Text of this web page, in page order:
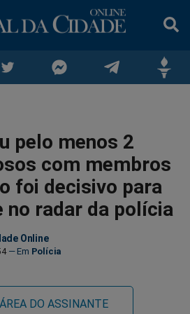
no
Messenger
no
TelegramGettr
pelo menos 2
com membros
foi decisivo para
no radar da polícia
Online
Polícia
DO ASSINANTE